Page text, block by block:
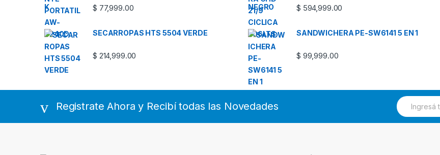
$ 77,999.00
SECARROPAS HTS 5504 VERDE
$ 214,999.00
$ 594,999.00
SANDWICHERA PE-SW6141 5 EN 1
$ 99,999.00
Registrate Ahora y Recibí todas las Novedades
E
m